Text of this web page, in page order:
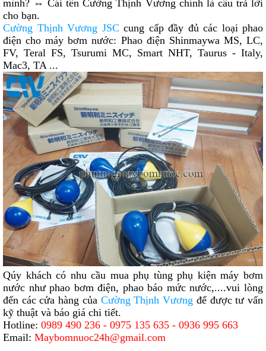
mình? ⇔ Cái tên Cường Thịnh Vương chính là câu trả lời
cho bạn.
Cường Thịnh Vương JSC cung cấp đầy đủ các loại phao
điện cho máy bơm nước: Phao điện Shinmaywa MS, LC,
FV, Teral FS, Tsurumi MC, Smart NHT, Taurus - Italy,
Mac3, TA ...
Qúy khách có nhu cầu mua phụ tùng phụ kiện máy bơm
nước như phao bơm điện, phao báo mức nước,....vui lòng
đến các cửa hàng của Cường Thịnh Vương để được tư vấn
kỹ thuật và báo giá chi tiết.
Hotline: 0989 490 236 - 0975 135 635 - 0936 995 663
Email: Maybomnuoc24h@gmail.com